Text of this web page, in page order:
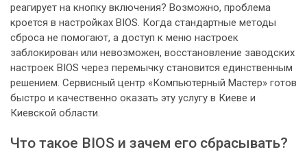
реагирует на кнопку включения? Возможно, проблема
кроется в настройках BIOS. Когда стандартные методы
сброса не помогают, а доступ к меню настроек
заблокирован или невозможен, восстановление заводских
настроек BIOS через перемычку становится единственным
решением. Сервисный центр «Компьютерный Мастер» готов
быстро и качественно оказать эту услугу в Киеве и
Киевской области.
Что такое BIOS и зачем его сбрасывать?